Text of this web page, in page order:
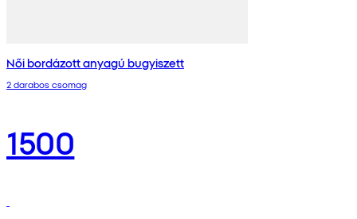
Női bordázott anyagú bugyiszett
2 darabos csomag
1500